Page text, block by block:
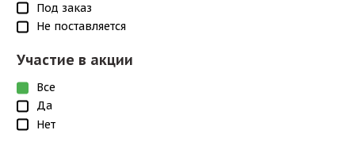
Под заказ
Не поставляется
Участие в акции
Все
Да
Нет